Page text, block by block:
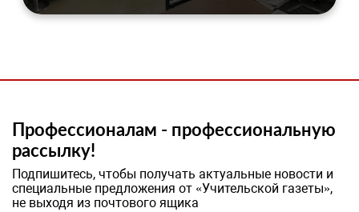
Профессионалам - профессиональную
рассылку!
Подпишитесь, чтобы получать актуальные новости и
специальные предложения от «Учительской газеты»,
не выходя из почтового ящика